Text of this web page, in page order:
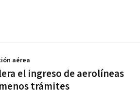
el ingreso de aerolíneas
trámites
aérea